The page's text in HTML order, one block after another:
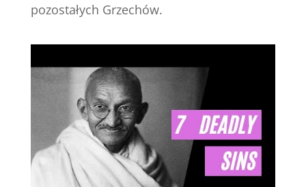
pozostałych Grzechów.